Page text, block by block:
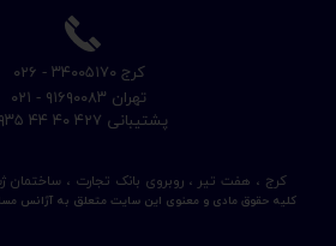
کلیه حقوق مادی و معنوی این سایت متعلق به آژانس
​تهران ۹۱۶۹۰۰۸۳ - ۰۲۱
کرج ، هفت تیر ، روبروی بانک تجارت ، ساختمان ژست ،
​کرج ۳۴۰۰۵۱۷۰ - ۰۲۶
​پشتیبانی ۴۲۷ ۴۰ ۴۴ ۰۹۳۵